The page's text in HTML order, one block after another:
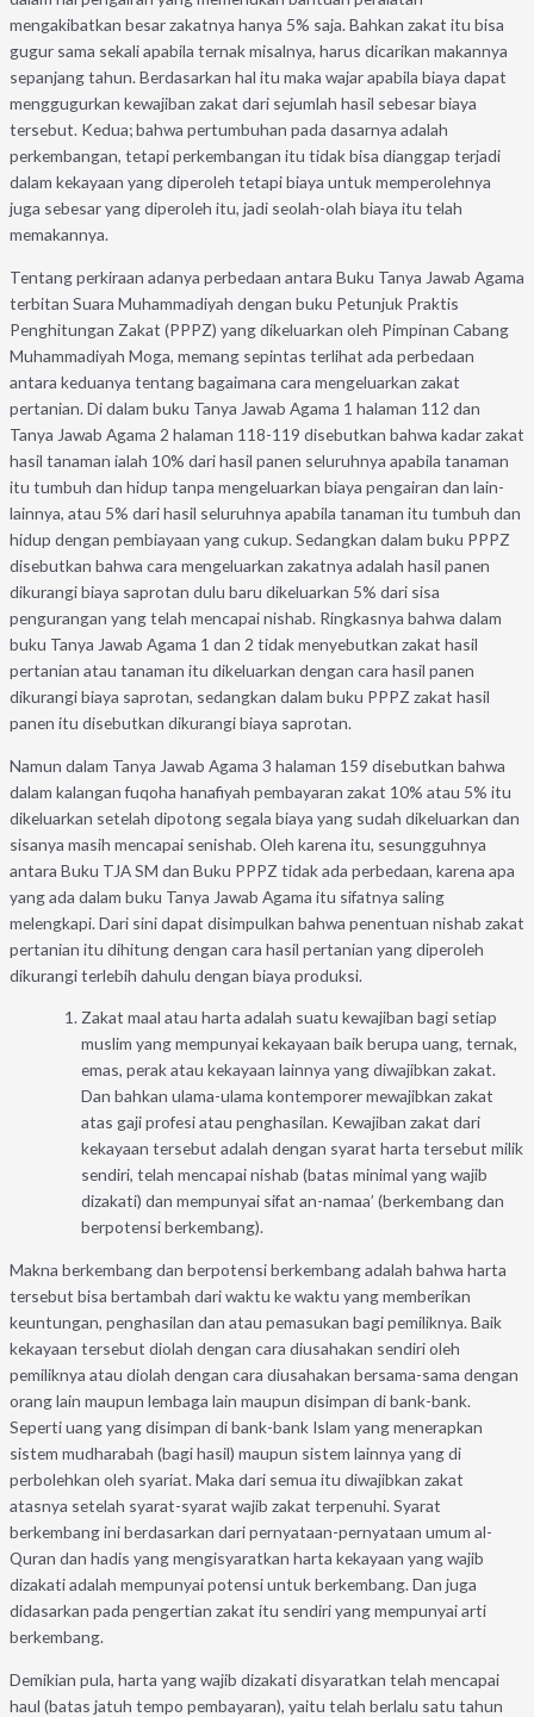
mengakibatkan besar zakatnya hanya 5% saja. Bahkan zakat itu bisa
gugur sama sekali apabila ternak misalnya, harus dicarikan makannya
sepanjang tahun. Berdasarkan hal itu maka wajar apabila biaya dapat
menggugurkan kewajiban zakat dari sejumlah hasil sebesar biaya
tersebut. Kedua; bahwa pertumbuhan pada dasarnya adalah
perkembangan, tetapi perkembangan itu tidak bisa dianggap terjadi
dalam kekayaan yang diperoleh tetapi biaya untuk memperolehnya
juga sebesar yang diperoleh itu, jadi seolah-olah biaya itu telah
memakannya.
Tentang perkiraan adanya perbedaan antara Buku Tanya Jawab Agama
terbitan Suara Muhammadiyah dengan buku Petunjuk Praktis
Penghitungan Zakat (PPPZ) yang dikeluarkan oleh Pimpinan Cabang
Muhammadiyah Moga, memang sepintas terlihat ada perbedaan
antara keduanya tentang bagaimana cara mengeluarkan zakat
pertanian. Di dalam buku Tanya Jawab Agama 1 halaman 112 dan
Tanya Jawab Agama 2 halaman 118-119 disebutkan bahwa kadar zakat
hasil tanaman ialah 10% dari hasil panen seluruhnya apabila tanaman
itu tumbuh dan hidup tanpa mengeluarkan biaya pengairan dan lain-
lainnya, atau 5% dari hasil seluruhnya apabila tanaman itu tumbuh dan
hidup dengan pembiayaan yang cukup. Sedangkan dalam buku PPPZ
disebutkan bahwa cara mengeluarkan zakatnya adalah hasil panen
dikurangi biaya saprotan dulu baru dikeluarkan 5% dari sisa
pengurangan yang telah mencapai nishab. Ringkasnya bahwa dalam
buku Tanya Jawab Agama 1 dan 2 tidak menyebutkan zakat hasil
pertanian atau tanaman itu dikeluarkan dengan cara hasil panen
dikurangi biaya saprotan, sedangkan dalam buku PPPZ zakat hasil
panen itu disebutkan dikurangi biaya saprotan.
Namun dalam Tanya Jawab Agama 3 halaman 159 disebutkan bahwa
dalam kalangan fuqoha hanafiyah pembayaran zakat 10% atau 5% itu
dikeluarkan setelah dipotong segala biaya yang sudah dikeluarkan dan
sisanya masih mencapai senishab. Oleh karena itu, sesungguhnya
antara Buku TJA SM dan Buku PPPZ tidak ada perbedaan, karena apa
yang ada dalam buku Tanya Jawab Agama itu sifatnya saling
melengkapi. Dari sini dapat disimpulkan bahwa penentuan nishab zakat
pertanian itu dihitung dengan cara hasil pertanian yang diperoleh
dikurangi terlebih dahulu dengan biaya produksi.
Zakat maal atau harta adalah suatu kewajiban bagi setiap
muslim yang mempunyai kekayaan baik berupa uang, ternak,
emas, perak atau kekayaan lainnya yang diwajibkan zakat.
Dan bahkan ulama-ulama kontemporer mewajibkan zakat
atas gaji profesi atau penghasilan. Kewajiban zakat dari
kekayaan tersebut adalah dengan syarat harta tersebut milik
sendiri, telah mencapai nishab (batas minimal yang wajib
dizakati) dan mempunyai sifat an-namaa’ (berkembang dan
berpotensi berkembang).
Makna berkembang dan berpotensi berkembang adalah bahwa harta
tersebut bisa bertambah dari waktu ke waktu yang memberikan
keuntungan, penghasilan dan atau pemasukan bagi pemiliknya. Baik
kekayaan tersebut diolah dengan cara diusahakan sendiri oleh
pemiliknya atau diolah dengan cara diusahakan bersama-sama dengan
orang lain maupun lembaga lain maupun disimpan di bank-bank.
Seperti uang yang disimpan di bank-bank Islam yang menerapkan
sistem mudharabah (bagi hasil) maupun sistem lainnya yang di
perbolehkan oleh syariat. Maka dari semua itu diwajibkan zakat
atasnya setelah syarat-syarat wajib zakat terpenuhi. Syarat
berkembang ini berdasarkan dari pernyataan-pernyataan umum al-
Quran dan hadis yang mengisyaratkan harta kekayaan yang wajib
dizakati adalah mempunyai potensi untuk berkembang. Dan juga
didasarkan pada pengertian zakat itu sendiri yang mempunyai arti
berkembang.
Demikian pula, harta yang wajib dizakati disyaratkan telah mencapai
haul (batas jatuh tempo pembayaran), yaitu telah berlalu satu tahun